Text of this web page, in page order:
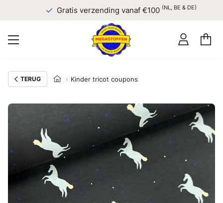
Gratis verzending vanaf €100(NL, BE & DE)
TERUG Kinder tricot coupons